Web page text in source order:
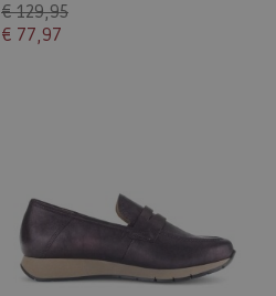
€ 129,95
€ 77,97